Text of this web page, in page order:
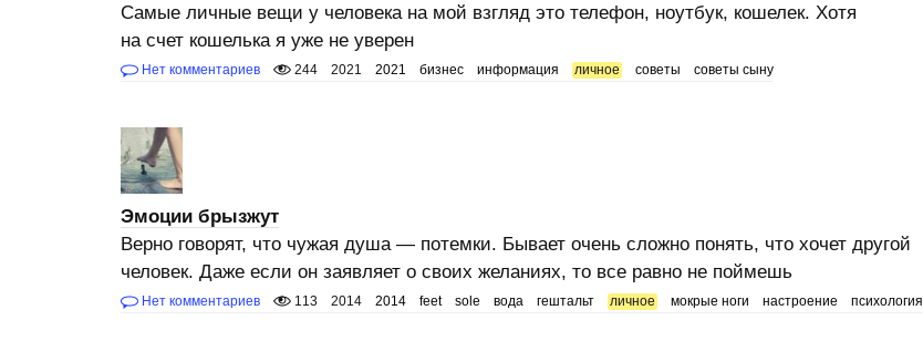
Самые личные вещи у человека на мой взгляд это телефон, ноутбук, кошелек. Хотя
на счет кошелька я уже не уверен
Нет комментариев 244 2021 2021 бизнес информация личное советы советы сыну
Эмоции брызжут
Верно говорят, что чужая душа — потемки. Бывает очень сложно понять, что хочет другой
человек. Даже если он заявляет о своих желаниях, то все равно не поймешь
Нет комментариев 113 2014 2014 feet sole вода гештальт личное мокрые ноги настроение психология